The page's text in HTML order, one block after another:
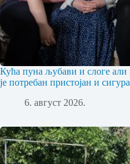
Кућа пуна љубави и слоге
је потребан пристојан и
6. август 2026.